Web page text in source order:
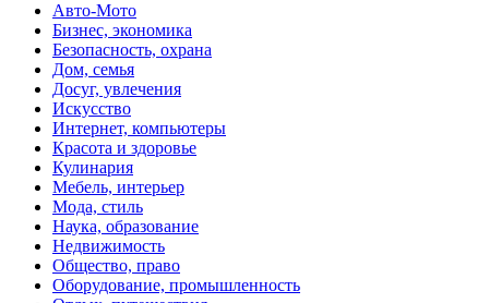
Авто-Мото
Бизнес, экономика
Безопасность, охрана
Дом, семья
Досуг, увлечения
Искусство
Интернет, компьютеры
Красота и здоровье
Кулинария
Мебель, интерьер
Мода, стиль
Наука, образование
Недвижимость
Общество, право
Оборудование, промышленность